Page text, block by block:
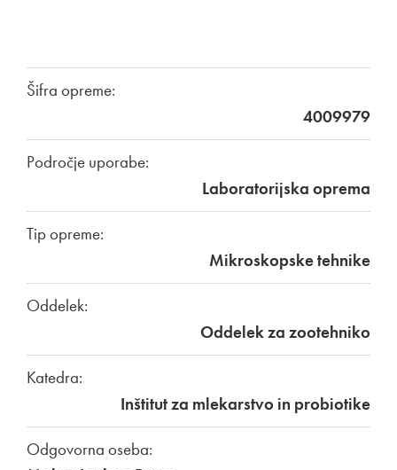
Šifra opreme:
4009979
Področje uporabe:
Laboratorijska oprema
Tip opreme:
Mikroskopske tehnike
Oddelek:
Oddelek za zootehniko
Katedra:
Inštitut za mlekarstvo in probiotike
Odgovorna oseba: